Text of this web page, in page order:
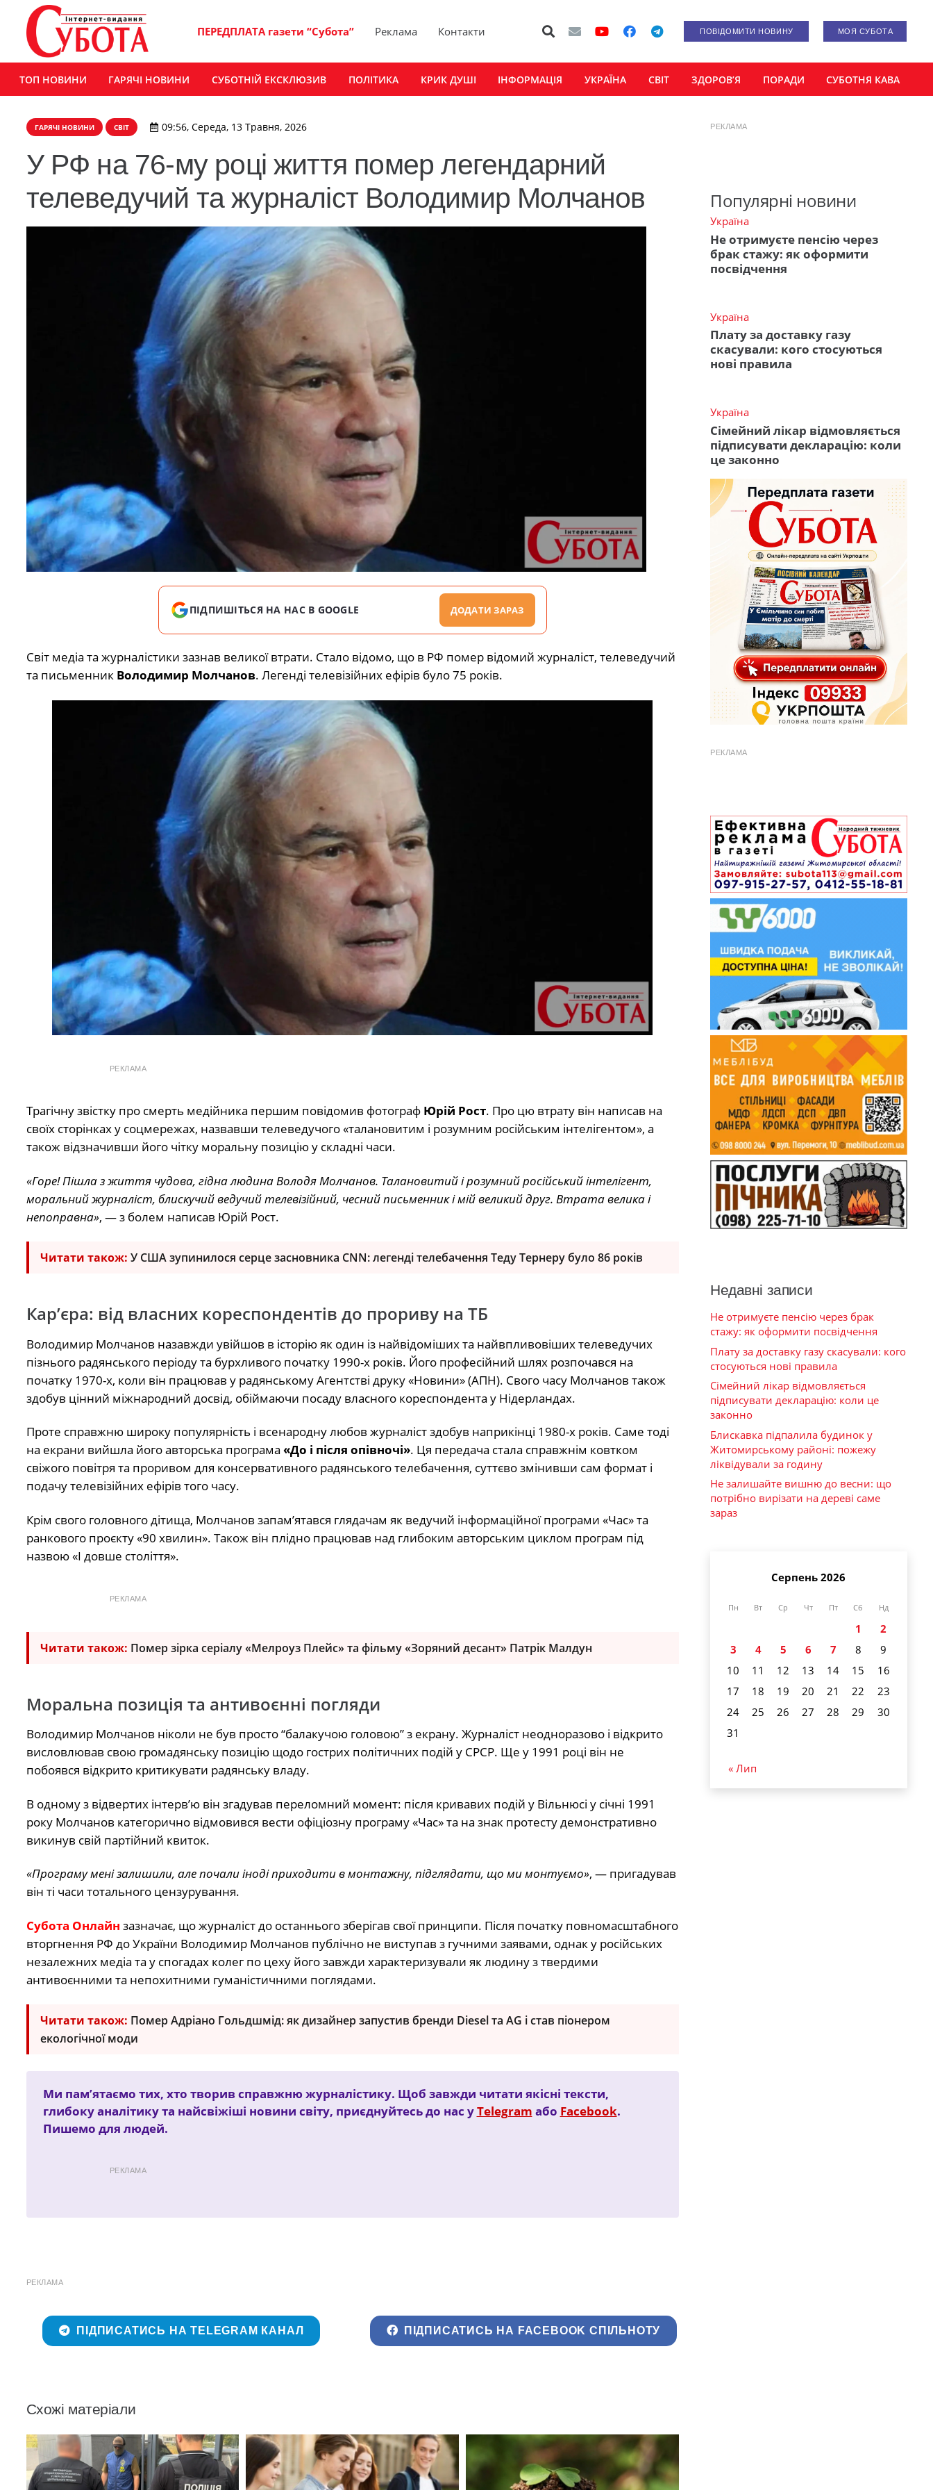
ПЕРЕДПЛАТА газети “Субота” Реклама Контакти ПОВІДОМИТИ НОВИНУ МОЯ СУБОТА
ТОП НОВИНИ ГАРЯЧІ НОВИНИ СУБОТНІЙ ЕКСКЛЮЗИВ ПОЛІТИКА КРИК ДУШІ ІНФОРМАЦІЯ УКРАЇНА СВІТ ЗДОРОВ’Я ПОРАДИ СУБОТНЯ КАВА
ГАРЯЧІ НОВИНИ СВІТ 09:56, Середа, 13 Травня, 2026
У РФ на 76-му році життя помер легендарний
телеведучий та журналіст Володимир Молчанов
ПІДПИШІТЬСЯ НА НАС В GOOGLE ДОДАТИ ЗАРАЗ
Світ медіа та журналістики зазнав великої втрати. Стало відомо, що в РФ помер відомий журналіст, телеведучий
та письменник Володимир Молчанов. Легенді телевізійних ефірів було 75 років.
РЕКЛАМА
Трагічну звістку про смерть медійника першим повідомив фотограф Юрій Рост. Про цю втрату він написав на
своїх сторінках у соцмережах, назвавши телеведучого «талановитим і розумним російським інтелігентом», а
також відзначивши його чітку моральну позицію у складні часи.
«Горе! Пішла з життя чудова, гідна людина Володя Молчанов. Талановитий і розумний російський інтелігент,
моральний журналіст, блискучий ведучий телевізійний, чесний письменник і мій великий друг. Втрата велика і
непоправна», — з болем написав Юрій Рост.
Читати також: У США зупинилося серце засновника CNN: легенді телебачення Теду Тернеру було 86 років
Кар’єра: від власних кореспондентів до прориву на ТБ
Володимир Молчанов назавжди увійшов в історію як один із найвідоміших та найвпливовіших телеведучих
пізнього радянського періоду та бурхливого початку 1990-х років. Його професійний шлях розпочався на
початку 1970-х, коли він працював у радянському Агентстві друку «Новини» (АПН). Свого часу Молчанов також
здобув цінний міжнародний досвід, обіймаючи посаду власного кореспондента у Нідерландах.
Проте справжню широку популярність і всенародну любов журналіст здобув наприкінці 1980-х років. Саме тоді
на екрани вийшла його авторська програма «До і після опівночі». Ця передача стала справжнім ковтком
свіжого повітря та проривом для консервативного радянського телебачення, суттєво змінивши сам формат і
подачу телевізійних ефірів того часу.
Крім свого головного дітища, Молчанов запам’ятався глядачам як ведучий інформаційної програми «Час» та
ранкового проєкту «90 хвилин». Також він плідно працював над глибоким авторським циклом програм під
назвою «І довше століття».
РЕКЛАМА
Читати також: Помер зірка серіалу «Мелроуз Плейс» та фільму «Зоряний десант» Патрік Малдун
Моральна позиція та антивоєнні погляди
Володимир Молчанов ніколи не був просто “балакучою головою” з екрану. Журналіст неодноразово і відкрито
висловлював свою громадянську позицію щодо гострих політичних подій у СРСР. Ще у 1991 році він не
побоявся відкрито критикувати радянську владу.
В одному з відвертих інтерв’ю він згадував переломний момент: після кривавих подій у Вільнюсі у січні 1991
року Молчанов категорично відмовився вести офіціозну програму «Час» та на знак протесту демонстративно
викинув свій партійний квиток.
«Програму мені залишили, але почали іноді приходити в монтажну, підглядати, що ми монтуємо», — пригадував
він ті часи тотального цензурування.
Субота Онлайн зазначає, що журналіст до останнього зберігав свої принципи. Після початку повномасштабного
вторгнення РФ до України Володимир Молчанов публічно не виступав з гучними заявами, однак у російських
незалежних медіа та у спогадах колег по цеху його завжди характеризували як людину з твердими
антивоєнними та непохитними гуманістичними поглядами.
Читати також: Помер Адріано Гольдшмід: як дизайнер запустив бренди Diesel та AG і став піонером
екологічної моди
Ми пам’ятаємо тих, хто творив справжню журналістику. Щоб завжди читати якісні тексти,
глибоку аналітику та найсвіжіші новини світу, приєднуйтесь до нас уTelegram або Facebook.
Пишемо для людей.
РЕКЛАМА
РЕКЛАМА
ПІДПИСАТИСЬ НА TELEGRAM КАНАЛ ПІДПИСАТИСЬ НА FACEBOOK СПІЛЬНОТУ
Схожі матеріали
РЕКЛАМА
Популярні новини
Україна
Не отримуєте пенсію через
брак стажу: як оформити
посвідчення
Україна
Плату за доставку газу
скасували: кого стосуються
нові правила
Україна
Сімейний лікар відмовляється
підписувати декларацію: коли
це законно
РЕКЛАМА
Недавні записи
Не отримуєте пенсію через брак
стажу: як оформити посвідчення
Плату за доставку газу скасували: кого
стосуються нові правила
Сімейний лікар відмовляється
підписувати декларацію: коли це
законно
Блискавка підпалила будинок у
Житомирському районі: пожежу
ліквідували за годину
Не залишайте вишню до весни: що
потрібно вирізати на дереві саме
зараз
Серпень 2026
Пн Вт Ср Чт Пт Сб Нд
1
2
3
4 5 6 7 8
9
10
11 12 13 14 15
16
17
18 19 20 21 22
23
24
25 26 27 28 29
30
31
« Лип